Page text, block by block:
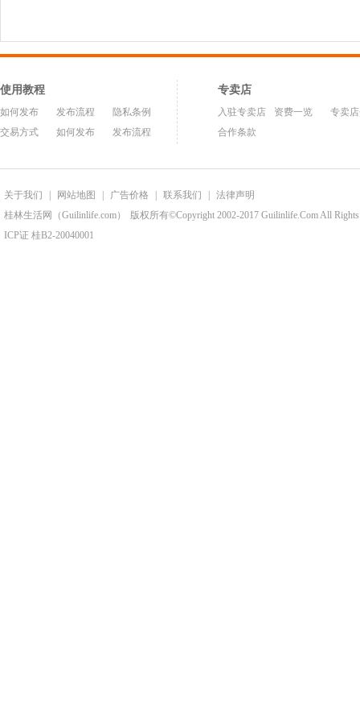
使用教程
如何发布 发布流程
隐私条例
交易方式
如何发布 发布流程
专卖店
入驻专卖店 资费一览
专卖
合作条款
关于我们 网站地图 广告价格 联系我们
法律声明
桂林生活网（Guilinlife.com）
版权所有©Copyright 2002-2017 Guilinlife.Com All Rights
ICP证 桂B2-20040001